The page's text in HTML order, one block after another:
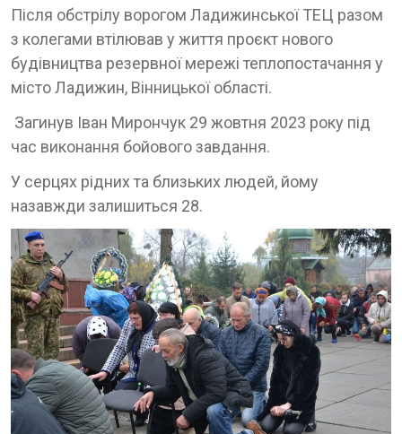
Після обстрілу ворогом Ладижинської ТЕЦ разом
з колегами втілював у життя проєкт нового
будівництва резервної мережі теплопостачання у
місто Ладижин, Вінницької області.
Загинув Іван Мирончук 29 жовтня 2023 року під
час виконання бойового завдання.
У серцях рідних та близьких людей, йому
назавжди залишиться 28.